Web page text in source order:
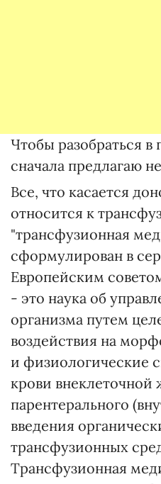
Чтобы разобраться
сначала предлагаю
Все, что касается
относится к
"трансфузионная
сформулирован в
Европейским
- это наука об
организма путем
воздействия на
и физиологические
крови
парентерального
введения
трансфузионных
Трансфузионная